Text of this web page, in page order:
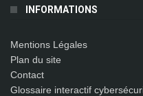
INFORMATIONS
Mentions Légales
Plan du site
Contact
Glossaire interactif